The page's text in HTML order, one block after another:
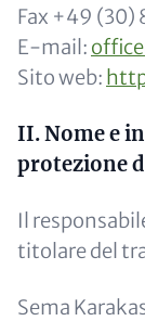
Fax +49
E-mail:
Sito web:
II. Nome e
protezione
Il
titolare del
Sema